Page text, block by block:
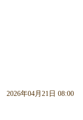
2026年04月21日 08:00